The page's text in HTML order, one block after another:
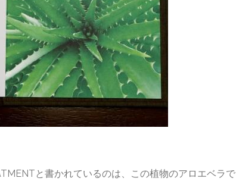
と書かれているのは、この植物のアロエベラで